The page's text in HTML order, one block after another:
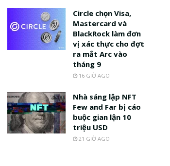
Circle chọn Visa,
Mastercard và
BlackRock làm đơn
vị xác thực cho đợt
ra mắt Arc vào
tháng 9
16 GIỜ AGO
Nhà sáng lập NFT
Few and Far bị cáo
buộc gian lận 10
triệu USD
21 GIỜ AGO